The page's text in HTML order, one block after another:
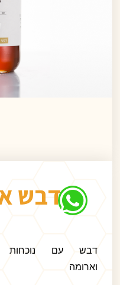
דבש
דבש עם נוכחות
וארומה